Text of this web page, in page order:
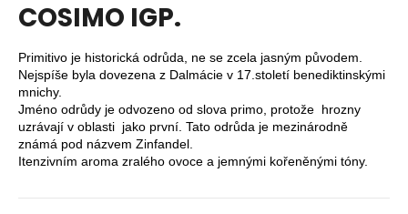
5,0
5
hvězdiček.
COSIMO IGP.
Primitivo je historická odrůda, ne se zcela jasným původem.
Nejspíše byla dovezena z Dalmácie v 17.století benediktinskými
mnichy.
Jméno odrůdy je odvozeno od slova primo, protože hrozny
uzrávají v oblasti jako první. Tato odrůda je mezinárodně
známá pod názvem Zinfandel.
Itenzivním aroma zralého ovoce a jemnými kořeněnými tóny.
a
j
í
t
?